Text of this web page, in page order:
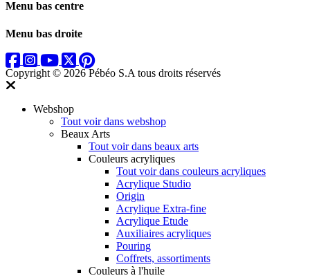
Menu bas centre
Menu bas droite
Copyright © 2026 Pébéo S.A tous droits réservés
Webshop
Tout voir dans webshop
Beaux Arts
Tout voir dans beaux arts
Couleurs acryliques
Tout voir dans couleurs acryliques
Acrylique Studio
Origin
Acrylique Extra-fine
Acrylique Etude
Auxiliaires acryliques
Pouring
Coffrets, assortiments
Couleurs à l'huile